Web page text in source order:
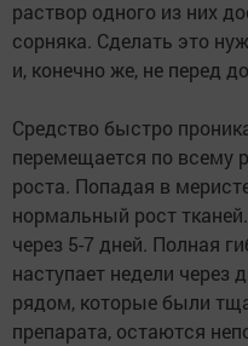
раствор одного из них
сорняка. Сделать это
и, конечно же, не перед
Средство быстро
перемещается по всему
роста. Попадая в
нормальный рост
через 5-7 дней. Полная
наступает недели
рядом, которые были
препарата, остаются